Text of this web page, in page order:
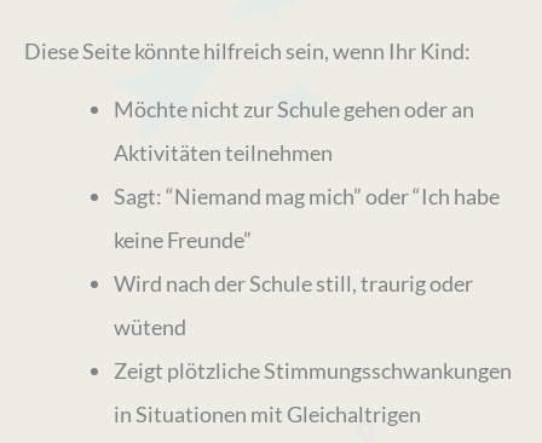
Diese Seite könnte hilfreich sein, wenn Ihr Kind:
Möchte nicht zur Schule gehen oder an
Aktivitäten teilnehmen
Sagt: “Niemand mag mich” oder “Ich habe
keine Freunde”
Wird nach der Schule still, traurig oder
wütend
Zeigt plötzliche Stimmungsschwankungen
in Situationen mit Gleichaltrigen